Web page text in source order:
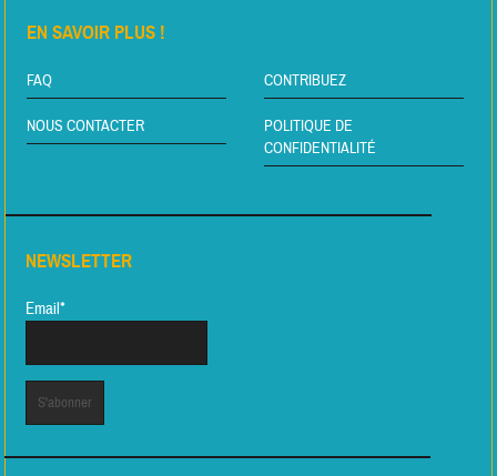
EN SAVOIR PLUS !
FAQ CONTRIBUEZ
NOUS CONTACTER
POLITIQUE DE
CONFIDENTIALITÉ
NEWSLETTER
Email*